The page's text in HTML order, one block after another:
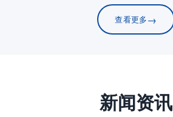
查看更多→
新闻资讯